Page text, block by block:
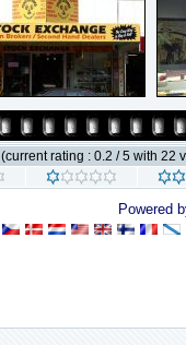
(current rating : 0.2 / 5 with 22
Powered